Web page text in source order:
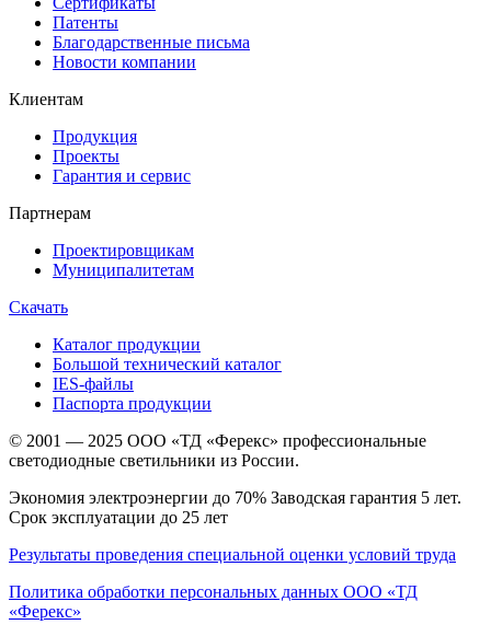
Патенты
Благодарственные письма
Новости компании
Клиентам
Продукция
Проекты
Гарантия и сервис
Партнерам
Проектировщикам
Муниципалитетам
Скачать
Каталог продукции
Большой технический каталог
IES-файлы
Паспорта продукции
© 2001 — 2025 ООО «ТД «Ферекс» профессиональные
светодиодные светильники из России.
Экономия электроэнергии до 70% Заводская гарантия 5 лет.
Срок эксплуатации до 25 лет
Результаты проведения специальной оценки условий труда
Политика обработки персональных данных ООО «ТД
«Ферекс»